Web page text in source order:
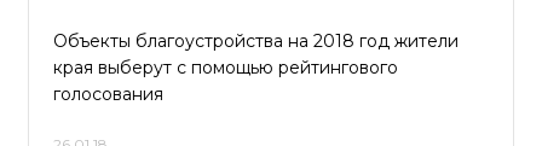
Объекты благоустройства на 2018 год жители
края выберут с помощью рейтингового
голосования